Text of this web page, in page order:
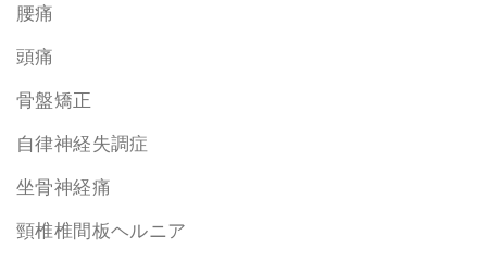
腰痛
頭痛
骨盤矯正
自律神経失調症
坐骨神経痛
頸椎椎間板ヘルニア